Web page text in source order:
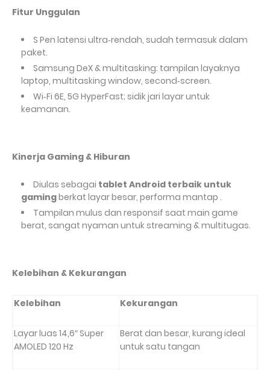
Fitur Unggulan
S Pen latensi ultra‑rendah, sudah termasuk dalam
paket.
Samsung DeX & multitasking: tampilan layaknya
laptop, multitasking window, second‑screen.
Wi‑Fi 6E, 5G HyperFast; sidik jari layar untuk
keamanan.
Kinerja Gaming & Hiburan
Diulas sebagai tablet Android terbaik untuk
gamingberkat layar besar, performa mantap .
Tampilan mulus dan responsif saat main game
berat, sangat nyaman untuk streaming & multitugas.
Kelebihan & Kekurangan
Kelebihan Kekurangan
Layar luas 14,6″ Super
AMOLED 120 Hz
Berat dan besar, kurang ideal
untuk satu tangan